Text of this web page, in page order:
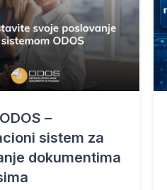
–
sistem za
dokumentima